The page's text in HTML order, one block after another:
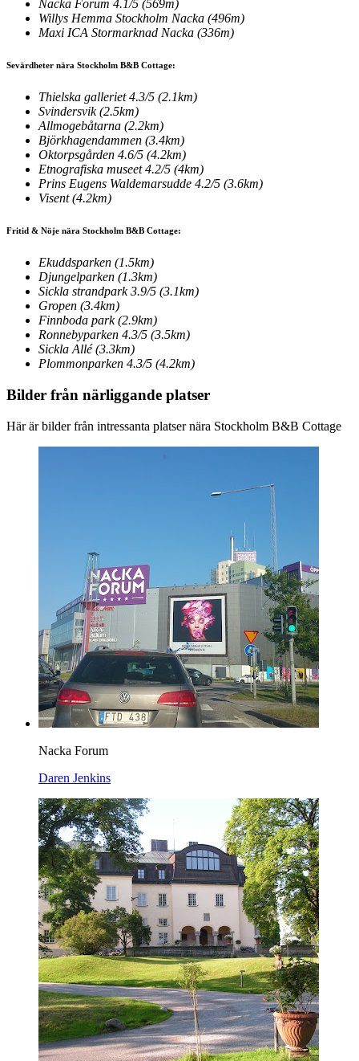
Nacka Forum 4.1/5 (569m)
Willys Hemma Stockholm Nacka (496m)
Maxi ICA Stormarknad Nacka (336m)
Sevärdheter nära Stockholm B&B Cottage:
Thielska galleriet4.3/5 (2.1km)
Svindersvik(2.5km)
Allmogebåtarna (2.2km)
Björkhagendammen (3.4km)
Oktorpsgården 4.6/5 (4.2km)
Etnografiska museet4.2/5 (4km)
Prins Eugens Waldemarsudde 4.2/5 (3.6km)
Visent(4.2km)
Fritid & Nöje nära Stockholm B&B Cottage:
Ekuddsparken (1.5km)
Djungelparken (1.3km)
Sickla strandpark3.9/5 (3.1km)
Gropen (3.4km)
Finnboda park(2.9km)
Ronnebyparken 4.3/5 (3.5km)
Sickla Allé(3.3km)
Plommonparken 4.3/5 (4.2km)
Bilder från närliggande platser
Här är bilder från intressanta platser nära Stockholm B&B Cottage
Nacka Forum
Daren Jenkins